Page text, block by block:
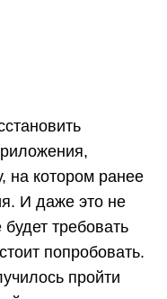
на котором ранее
И даже это не
требовать
попробовать.
пройти